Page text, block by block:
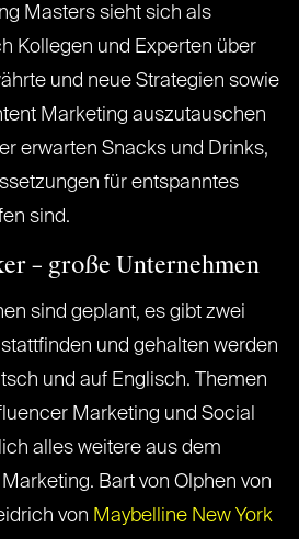
Masters sieht sich als
Kollegen und Experten über
und neue Strategien sowie
Marketing auszutauschen
erwarten Snacks und Drinks,
für entspanntes
sind.
– große Unternehmen
sind geplant, es gibt zwei
stattfinden und gehalten werden
und auf Englisch. Themen
Marketing und Social
alles weitere aus dem
Bart von Olphen von
von Maybelline New York